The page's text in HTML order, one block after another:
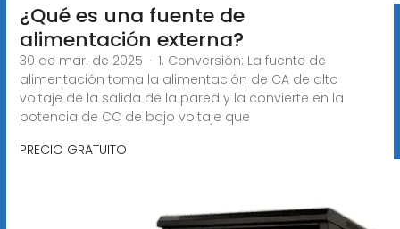
¿Qué es una fuente de
alimentación externa?
30 de mar. de 2025 · 1. Conversión: La fuente de
alimentación toma la alimentación de CA de alto
voltaje de la salida de la pared y la convierte en la
potencia de CC de bajo voltaje que
PRECIO GRATUITO